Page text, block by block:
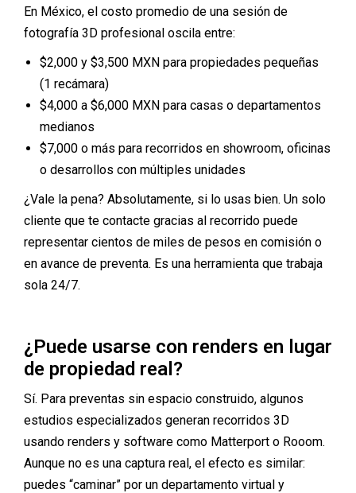
En México, el costo promedio de una sesión de
fotografía 3D profesional oscila entre:
$2,000 y $3,500 MXN para propiedades pequeñas
(1 recámara)
$4,000 a $6,000 MXN para casas o departamentos
medianos
$7,000 o más para recorridos en showroom, oficinas
o desarrollos con múltiples unidades
¿Vale la pena? Absolutamente, si lo usas bien. Un solo
cliente que te contacte gracias al recorrido puede
representar cientos de miles de pesos en comisión o
en avance de preventa. Es una herramienta que trabaja
sola 24/7.
¿Puede usarse con renders en lugar
de propiedad real?
Sí. Para preventas sin espacio construido, algunos
estudios especializados generan recorridos 3D
usando renders y software como Matterport o Rooom.
Aunque no es una captura real, el efecto es similar:
puedes “caminar” por un departamento virtual y